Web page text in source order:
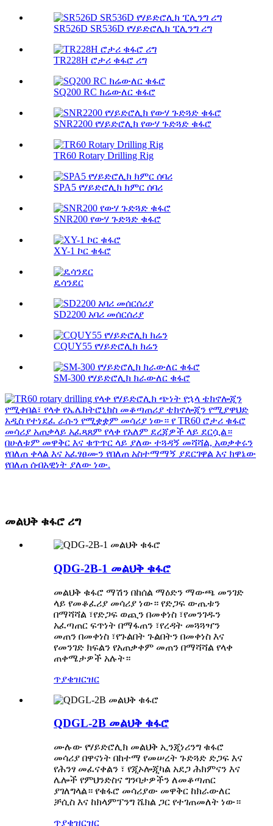
SR526D SR536D የሃይድሮሊክ ፒሊንግ ሪግ
TR228H ሮታሪ ቁፋሮ ሪግ
SQ200 RC ክሬውለር ቁፋሮ
SNR2200 የሃይድሮሊክ የውሃ ጉድጓድ ቁፋሮ
TR60 Rotary Drilling Rig
SPA5 የሃይድሮሊክ ክምር ሰባሪ
SNR200 የውሃ ጉድጓድ ቁፋሮ
XY-1 ኮር ቁፋሮ
ዴሳንደር
SD2200 አባሪ መሰርሰሪያ
CQUY55 የሃይድሮሊክ ክሬን
SM-300 የሃይድሮሊክ ክራውለር ቁፋሮ
መልህቅ ቁፋሮ ሪግ
QDG-2B-1 መልህቅ ቁፋሮ
መልህቅ ቁፋሮ ማሽን በከሰል ማዕድን ማውጫ መንገድ
ላይ የመቆፈሪያ መሳሪያ ነው። የድጋፍ ውጤቱን
በማሻሻል ፣የድጋፍ ወጪን በመቀነስ ፣የመንገዱን
አፈጣጠር ፍጥነት በማፋጠን ፣የረዳት መጓጓዣን
መጠን በመቀነስ ፣የጉልበት ጉልበትን በመቀነስ እና
የመንገድ ክፍልን የአጠቃቀም መጠን በማሻሻል የላቀ
ጠቀሜታዎች አሉት።
ጥያቄዝርዝር
QDGL-2B መልህቅ ቁፋሮ
ሙሉው የሃይድሮሊክ መልህቅ ኢንጂነሪንግ ቁፋሮ
መሳሪያ በዋናነት በከተማ የመሠረት ጉድጓድ ድጋፍ እና
የሕንፃ መፈናቀልን ፣ የጂኦሎጂካል አደጋ ሕክምናን እና
ሌሎች የምህንድስና ግንባታዎችን ለመቆጣጠር
ያገለግላል። የቁፋሮ መሳሪያው መዋቅር ከክራውለር
ቻሲስ እና ከክላምፕንግ ሼክል ጋር የተገጠመለት ነው።
ጥያቄዝርዝር